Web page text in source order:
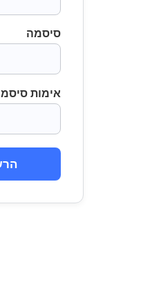
סיסמה
אימות סיסמה